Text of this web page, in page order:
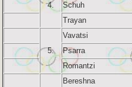
4.
Schuh
Trayan
5.
Vavatsi
Psarra
Romantzi
Bereshna